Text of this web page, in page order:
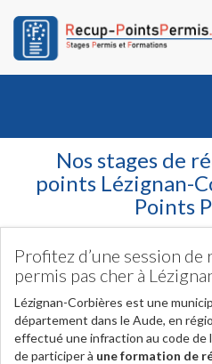
Nos stages de
points Lézignan-
Points
Profitez d’une session
permis pas cher à
Lézignan-Corbières est une
département dans le Aude, en
effectué une infraction au code de
de participer à une formation de